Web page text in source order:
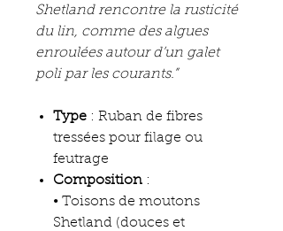
Shetland rencontre la rusticité
du lin, comme des algues
enroulées autour d’un galet
poli par les courants.”
Type : Ruban de fibres
tressées pour filage ou
feutrage
Composition :
• Toisons de moutons
Shetland (douces et